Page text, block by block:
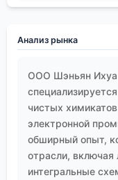
Анализ рынка
ООО Шэньян
чистых
электронной
обширный опыт,
отрасли, включая
интегральные